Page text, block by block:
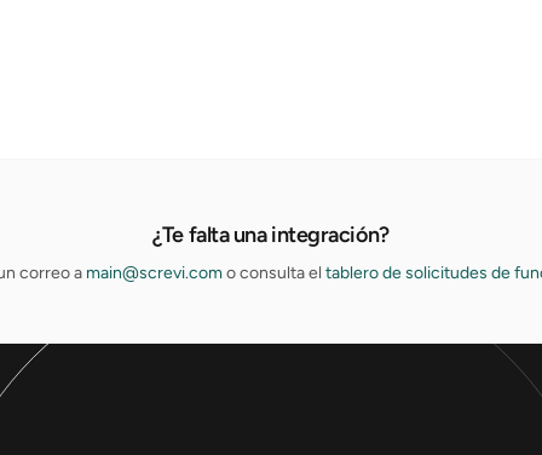
¿Te falta una integración?
correo a main@screvi.com o consulta el tablero de solicitudes de